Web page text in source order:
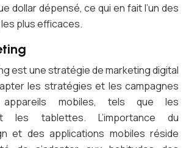
dollar dépensé, ce qui en fait l’un des
plus efficaces.
est une stratégie de marketing digital
les stratégies et les campagnes
appareils mobiles, tels que les
les tablettes. L’importance du
et des applications mobiles réside